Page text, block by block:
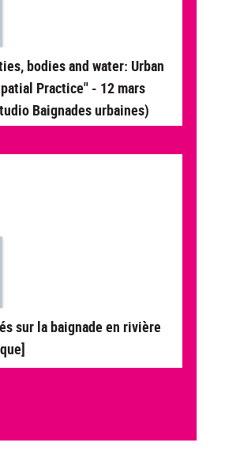
bodies and water: Urban
Practice" - 12 mars
Baignades urbaines)
sur la baignade en rivière